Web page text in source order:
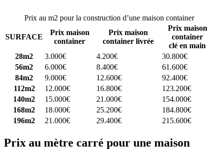
Prix au m2 pour la construction d’une maison container
SURFACE
Prix maison
container
Prix maison
container livrée
Prix maison
container
clé en main
28m2
3.000€ 4.200€
30.800€
56m2
6.000€ 8.400€
61.600€
84m2
9.000€ 12.600€
92.400€
112m2
12.000€ 16.800€
123.200€
140m2
15.000€ 21.000€
154.000€
168m2
18.000€ 25.200€
184.800€
196m2
21.000€ 29.400€ 215.600€
Prix au mètre carré pour une maison